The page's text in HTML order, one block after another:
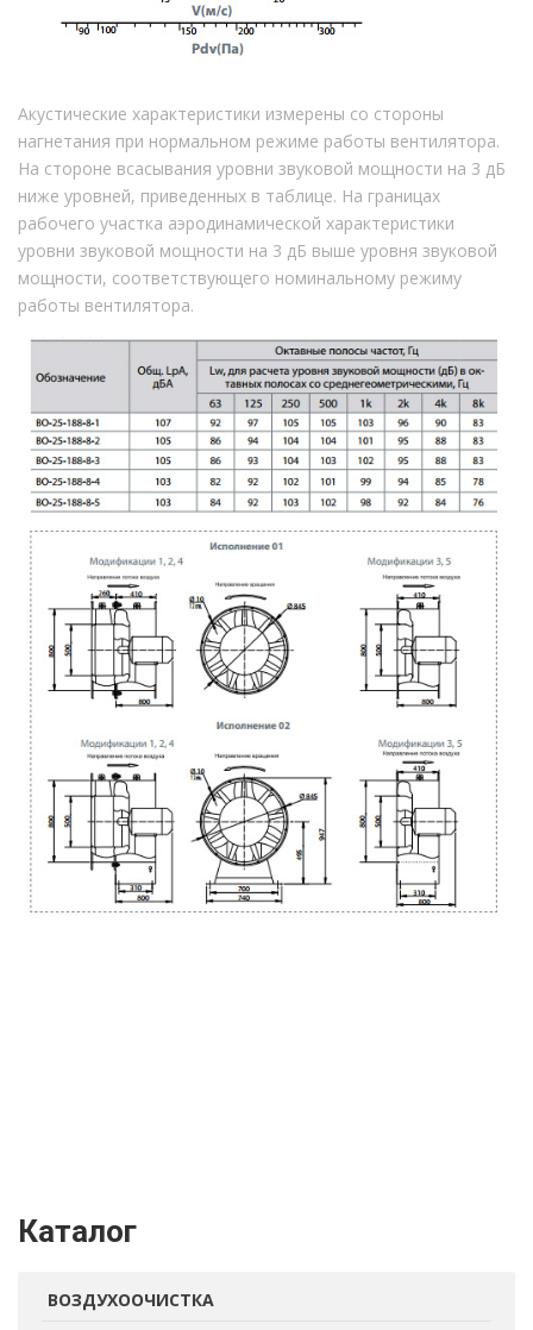
Акустические характеристики измерены со стороны
нагнетания при нормальном режиме работы вентилятора.
На стороне всасывания уровни звуковой мощности на 3 дБ
ниже уровней, приведенных в таблице. На границах
рабочего участка аэродинамической характеристики
уровни звуковой мощности на 3 дБ выше уровня звуковой
мощности, соответствующего номинальному режиму
работы вентилятора.
Каталог
ВОЗДУХООЧИСТКА